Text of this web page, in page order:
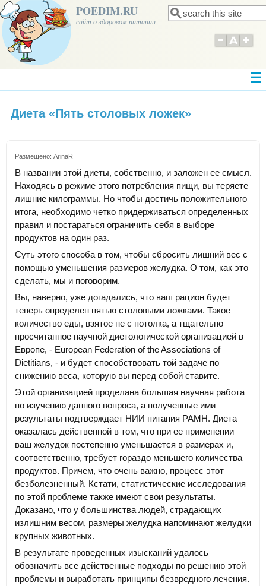
POEDIM.RU
сайт о здоровом питании Форма поиска
Поиск
Диета «Пять столовых ложек»
Размещено: ArinaR
В названии этой диеты, собственно, и заложен ее смысл.
Находясь в режиме этого потребления пищи, вы теряете
лишние килограммы. Но чтобы достичь положительного
итога, необходимо четко придерживаться определенных
правил и постараться ограничить себя в выборе
продуктов на один раз.
Суть этого способа в том, чтобы сбросить лишний вес с
помощью уменьшения размеров желудка. О том, как это
сделать, мы и поговорим.
Вы, наверно, уже догадались, что ваш рацион будет
теперь определен пятью столовыми ложками. Такое
количество еды, взятое не с потолка, а тщательно
просчитанное научной диетологической организацией в
Европе, - European Federation of the Associations of
Dietitians, - и будет способствовать той задаче по
снижению веса, которую вы перед собой ставите.
Этой организацией проделана большая научная работа
по изучению данного вопроса, а полученные ими
результаты подтверждает НИИ питания РАМН. Диета
оказалась действенной в том, что при ее применении
ваш желудок постепенно уменьшается в размерах и,
соответственно, требует гораздо меньшего количества
продуктов. Причем, что очень важно, процесс этот
безболезненный. Кстати, статистические исследования
по этой проблеме также имеют свои результаты.
Доказано, что у большинства людей, страдающих
излишним весом, размеры желудка напоминают желудки
крупных животных.
В результате проведенных изысканий удалось
обозначить все действенные подходы по решению этой
проблемы и выработать принципы безвредного лечения.